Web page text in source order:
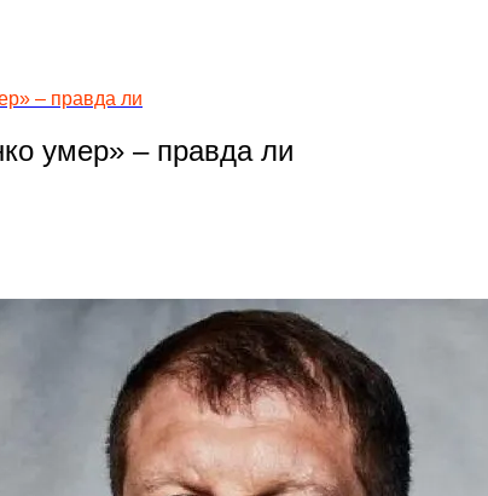
– правда ли
умер» – правда ли